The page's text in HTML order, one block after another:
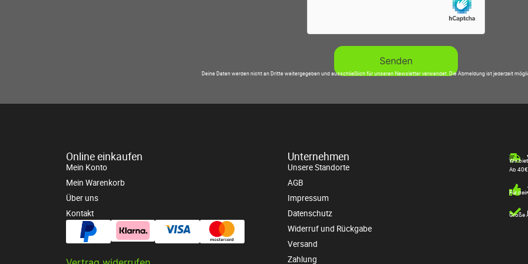
Deine Daten werden nicht an Dritte weitergegeben und ausschließlich für unseren Newsletter verwendet. Die Abmeldung ist jederzeit
Online einkaufen
Mein Konto
Mein Warenkorb
Über uns
Kontakt
Unternehmen
Unsere Standorte
AGB
Impressum
Datenschutz
Widerruf und Rückgabe
Versand
Zahlung
Wir
Ab
Für
Große